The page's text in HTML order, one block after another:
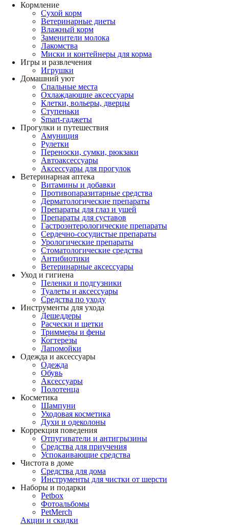
Кормление
Сухой корм
Ветеринарные диеты
Влажный корм
Заменители молока
Лакомства
Миски и контейнеры для корма
Игры и развлечения
Игрушки
Домашний уют
Спальные места
Охлаждающие аксессуары
Клетки, вольеры, дверцы
Ступеньки
Smart-гаджеты
Прогулки и путешествия
Амуниция
Рулетки
Переноски, сумки, рюкзаки
Автоаксессуары
Аксессуары для прогулок
Ветеринарная аптека
Витамины и добавки
Противопаразитарные средства
Дерматологические препараты
Препараты для глаз и ушей
Препараты для суставов
Гастроэнтерологические препараты
Сердечно-сосудистые препараты
Урологические препараты
Стоматологические средства
Антибиотики
Ветеринарные аксессуары
Уход и гигиена
Пеленки и подгузники
Туалеты и аксессуары
Средства по уходу
Инструменты для ухода
Дешеддеры
Расчески и щетки
Триммеры и фены
Когтерезы
Лапомойки
Одежда и аксессуары
Одежда
Обувь
Аксессуары
Полотенца
Косметика
Шампуни
Уходовая косметика
Духи и одеколоны
Коррекция поведения
Отпугиватели и антигрызины
Средства для приучения
Успокаивающие средства
Чистота в доме
Средства для дома
Инструменты для чистки от шерсти
Наборы и подарки
Petbox
Фотоальбомы
PetMerch
Акции и скидки